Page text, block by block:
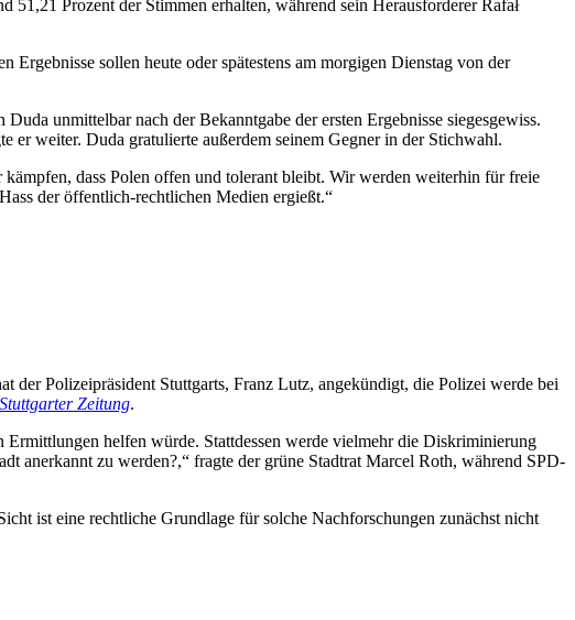
Prozent der Stimmen erhalten, während sein Herausforderer Rafał
sollen heute oder spätestens am morgigen Dienstag von der
unmittelbar nach der Bekanntgabe der ersten Ergebnisse siegesgewiss.
er weiter. Duda gratulierte außerdem seinem Gegner in der Stichwahl.
dass Polen offen und tolerant bleibt. Wir werden weiterhin für freie
der öffentlich-rechtlichen Medien ergießt.“
der Polizeipräsident Stuttgarts, Franz Lutz, angekündigt, die Polizei werde bei
Stuttgarter Zeitung.
helfen würde. Stattdessen werde vielmehr die Diskriminierung
anerkannt zu werden?,“ fragte der grüne Stadtrat Marcel Roth, während SPD-
ist eine rechtliche Grundlage für solche Nachforschungen zunächst nicht